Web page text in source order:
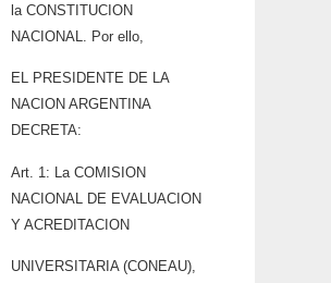
la CONSTITUCION
NACIONAL. Por ello,
EL PRESIDENTE DE LA
NACION ARGENTINA
DECRETA:
Art. 1: La COMISION
NACIONAL DE EVALUACION
Y ACREDITACION
UNIVERSITARIA (CONEAU),